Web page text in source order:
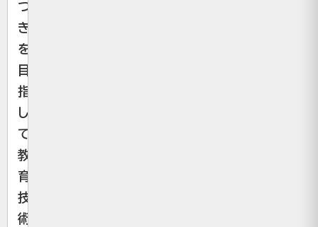
つ
き
を
目
指
し
て、
教
育、
技
術、